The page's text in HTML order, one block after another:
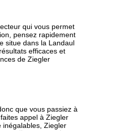
qui vous permet
pensez rapidement
situe dans la Landaul
efficaces et
de Ziegler
que vous passiez à
appel à Ziegler
inégalables, Ziegler